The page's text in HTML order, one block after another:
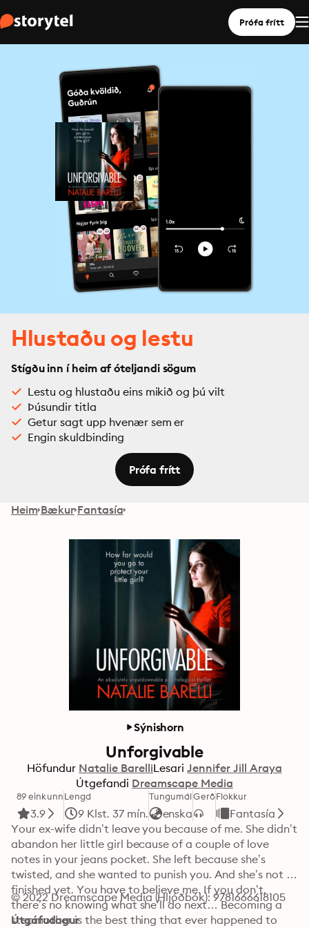
Prófa frítt
Hlustaðu og lestu
Stígðu inn í heim af óteljandi sögum
Lestu og hlustaðu eins mikið og þú vilt
Þúsundir titla
Getur sagt upp hvenær sem er
Engin skuldbinding
Prófa frítt
Heim Bækur Fantasía
Sýnishorn
Unforgivable
Höfundur Natalie BarelliLesari Jennifer Jill Araya
Útgefandi Dreamscape Media
89 einkunn
3.9
Lengd
9 Klst. 37 mín.
Tungumál
enska
GerðFlokkur
Fantasía
Your ex-wife didn’t leave you because of me. She didn’t
abandon her little girl because of a couple of love
notes in your jeans pocket. She left because she’s
twisted, and she wanted to punish you. And she’s not
finished yet. You have to believe me. If you don’t,
there’s no knowing what she’ll do next… Becoming a
stepmother is the best thing that ever happened to
© 2022 Dreamscape Media (Hljóðbók): 9781666618105
Útgáfudagur